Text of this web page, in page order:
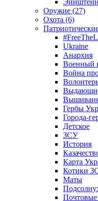
Эйнштейн
Оружие (27)
Охота (6)
Ukraine
Анархия
Военный
Война
Гербы
Города-
Детское
ЗСУ
История
Карта
Котики
Маты